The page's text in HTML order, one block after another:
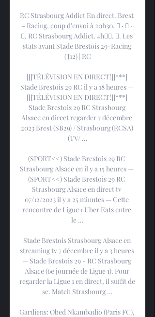
RC Strasbourg Addict En direct. Brest
- Racing, coup d'envoi à 20h30. 󰤥 · 󰤦 ·
󰤧. RC Strasbourg Addict. 4h󰞋󰟠. 󰟝. Les
stats avant Stade Brestois 29-Racing
(J12) | RC
[[[TÉLÉVISION EN DIRECT!]]***]
Stade Brestois 29 RC il y a 18 heures —
[[[TÉLÉVISION EN DIRECT!]]***]
Stade Brestois 29 RC Strasbourg
Alsace en direct regarder 7 décembre
2023 Brest (SB29) / Strasbourg (RCSA)
(TV/ ...
(SPORT<<) Stade Brestois 29 RC
Strasbourg Alsace en il y a 15 heures —
(SPORT<<) Stade Brestois 29 RC
Strasbourg Alsace en direct tv
07/12/2023 il y a 25 minutes — Cette
rencontre de Ligue 1 Uber Eats entre
le ...
Stade Brestois Strasbourg Alsace en
streaming tv 7 décembre il y a 3 heures
— Stade Brestois 29 - RC Strasbourg
Alsace (6e journée de Ligue 1). Pour
regarder la Ligue 1 en direct, il suffit de
se. Match Strasbourg ...
Gardiens: Obed Nkambadio (Paris FC),